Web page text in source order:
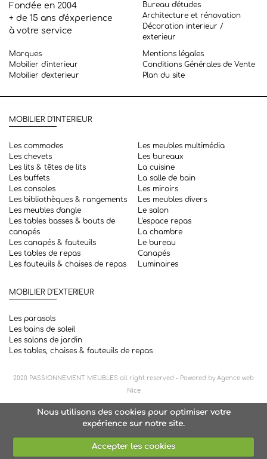
Fondée en 2004
+ de 15 ans d'éxperience
à votre service
Bureau d'études
Architecture et rénovation
Décoration interieur /
exterieur
Marques
Mobilier d'interieur
Mobilier d'exterieur
Mentions légales
Conditions Générales de Vente
Plan du site
MOBILIER D'INTERIEUR
Les commodes
Les chevets
Les lits & têtes de lits
Les buffets
Les consoles
Les bibliothèques & rangements
Les meubles d'angle
Les tables basses & bouts de
canapés
Les canapés & fauteuils
Les tables de repas
Les fauteuils & chaises de repas
Les meubles multimédia
Les bureaux
La cuisine
La salle de bain
Les miroirs
Les meubles divers
Le salon
L'espace repas
La chambre
Le bureau
Canapés
Luminaires
MOBILIER D'EXTERIEUR
Les parasols
Les bains de soleil
Les salons de jardin
Les tables, chaises & fauteuils de repas
2020 PASSIONNEMENT MEUBLES all right reserved - Powered byAgence web
Nice
Nous utilisons des cookies pour optimiser votre
expérience sur notre site.
Accepter les cookies